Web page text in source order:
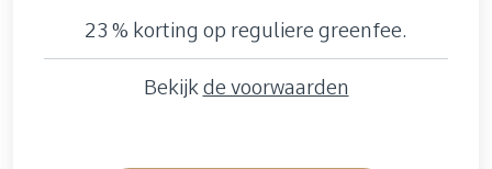
23 % korting op reguliere greenfee.
Bekijk de voorwaarden